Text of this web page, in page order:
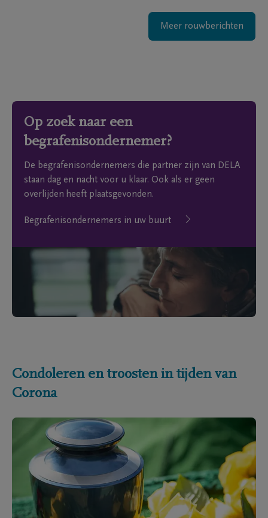
Meer rouwberichten
Op zoek naar een
begrafenisondernemer?
De begrafenisondernemers die partner zijn van DELA
staan dag en nacht voor u klaar. Ook als er geen
overlijden heeft plaatsgevonden.
Begrafenisondernemers in uw buurt
Condoleren en troosten in tijden van
Corona